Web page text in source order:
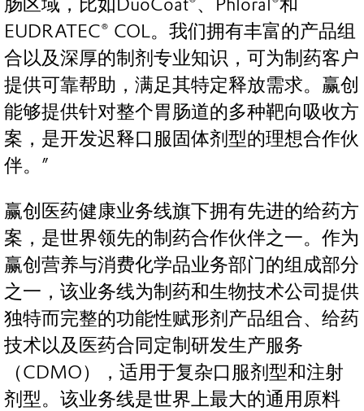
肠区域，比如DuoCoat®、Phloral®和
EUDRATEC® COL。我们拥有丰富的产品组
合以及深厚的制剂专业知识，可为制药客户
提供可靠帮助，满足其特定释放需求。赢创
能够提供针对整个胃肠道的多种靶向吸收方
案，是开发迟释口服固体剂型的理想合作伙
伴。”
赢创医药健康业务线旗下拥有先进的给药方
案，是世界领先的制药合作伙伴之一。作为
赢创营养与消费化学品业务部门的组成部分
之一，该业务线为制药和生物技术公司提供
独特而完整的功能性赋形剂产品组合、给药
技术以及医药合同定制研发生产服务
（CDMO），适用于复杂口服剂型和注射
剂型。该业务线是世界上最大的通用原料